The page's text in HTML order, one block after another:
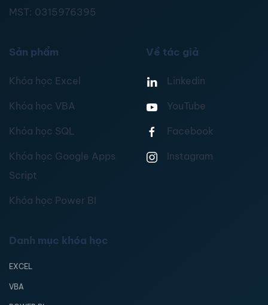
MST: 0315976395
Sản phẩm
Khóa học Excel
Khóa học VBA
Khóa học SQL
Khóa học Google Apps
Script
Khóa học Power BI
Về tác giả
Linkedin
YouTube
Facebook
Instagram
Danh mục khóa học
EXCEL
VBA